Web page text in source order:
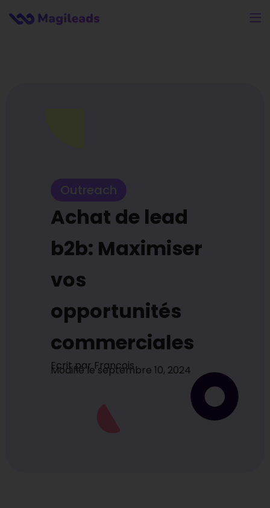
Outreach
Achat de lead
b2b: Maximiser
vos
opportunités
commerciales
Ecrit parFrancois
Modifié le septembre 10, 2024